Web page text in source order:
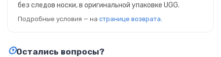
без следов носки, в оригинальной упаковке UGG.
Подробные условия — на странице возврата.
Остались вопросы?